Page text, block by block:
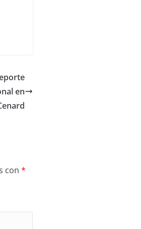
en
con *